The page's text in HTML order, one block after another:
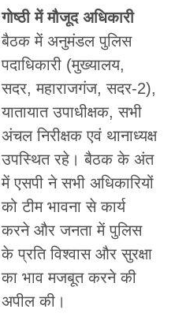
गोष्ठी में मौजूद अधिकारी
बैठक में अनुमंडल पुलिस
पदाधिकारी (मुख्यालय,
सदर, महाराजगंज, सदर-2),
यातायात उपाधीक्षक, सभी
अंचल निरीक्षक एवं थानाध्यक्ष
उपस्थित रहे। बैठक के अंत
में एसपी ने सभी अधिकारियों
को टीम भावना से कार्य
करने और जनता में पुलिस
के प्रति विश्वास और सुरक्षा
का भाव मजबूत करने की
अपील की।